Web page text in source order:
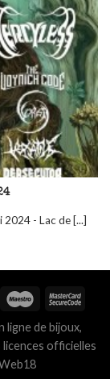
- Lac de [...]
ligne de bijoux,
licences officielles